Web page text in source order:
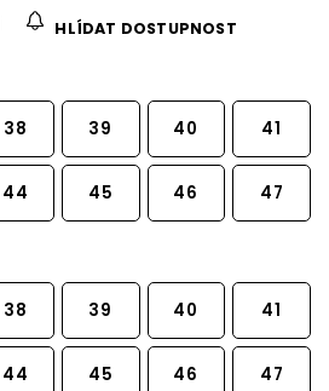
HLÍDAT DOSTUPNOST
38 39 40 41
44 45 46 47
38 39 40 41
44 45 46 47